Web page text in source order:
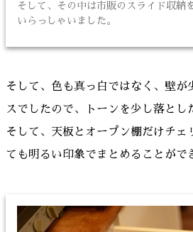
そして、その中は市販のスライド収納
いらっしゃいました。
そして、色も真っ白ではなく、壁が
スでしたので、トーンを少し落とし
そして、天板とオープン棚だけチェ
ても明るい印象でまとめることがで